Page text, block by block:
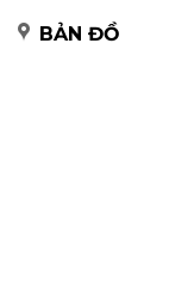
BẢN ĐỒ